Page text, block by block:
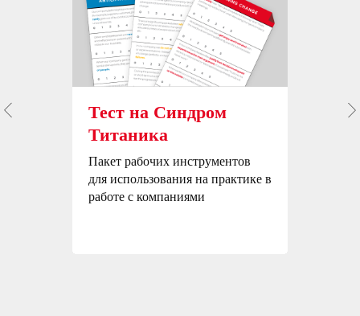
Тест на Синдром
Титаника
Пакет рабочих инструментов
для использования на практике в
работе с компаниями